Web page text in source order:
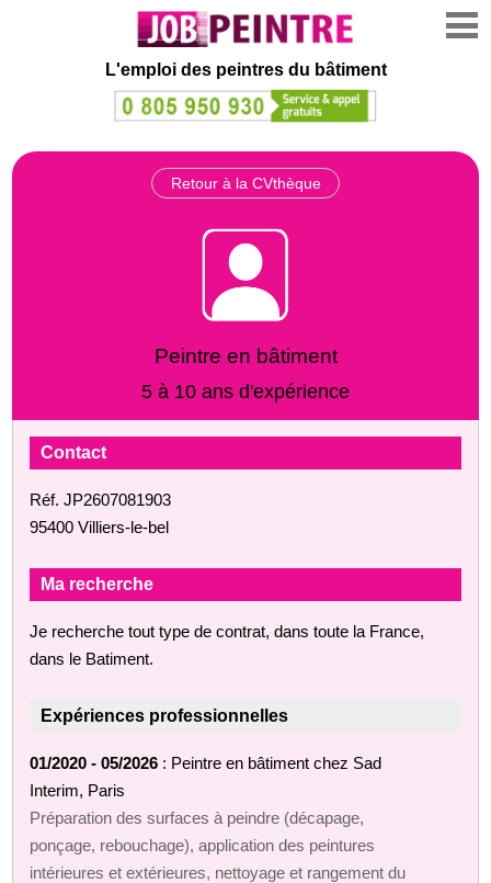
L'emploi des peintres du bâtiment
Retour à la CVthèque
Peintre en bâtiment
5 à 10 ans d'expérience
Contact
Réf. JP2607081903
95400 Villiers-le-bel
Ma recherche
Je recherche tout type de contrat, dans toute la France,
dans le Batiment.
Expériences professionnelles
01/2020 - 05/2026 : Peintre en bâtiment chez Sad
Interim, Paris
Préparation des surfaces à peindre (décapage,
ponçage, rebouchage), application des peintures
intérieures et extérieures, nettoyage et rangement du